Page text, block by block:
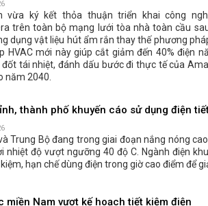
vừa ký kết thỏa thuận triển khai công
trên toàn bộ mạng lưới tòa nhà toàn cầu
dụng vật liệu hút ẩm rắn thay thế phương
HVAC mới này giúp cắt giảm đến 40% điện
đốt tái nhiệt, đánh dấu bước đi thực tế của
năm 2040.
thành phố khuyến cáo sử dụng điện
Trung Bộ đang trong giai đoạn nắng nóng
nhiệt độ vượt ngưỡng 40 độ C. Ngành điện
hạn chế dùng điện trong giờ cao điểm để